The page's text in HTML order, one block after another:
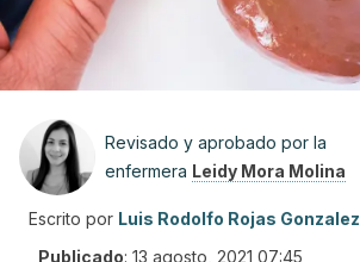
Revisado y aprobado por la
enfermera Leidy Mora Molina
Escrito por Luis Rodolfo Rojas Gonzalez
Publicado: 13 agosto, 2021 07:45